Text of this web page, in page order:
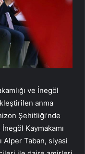
ve İnegöl
anma
Şehitliği’nde
Kaymakamı
Alper Taban, siyasi